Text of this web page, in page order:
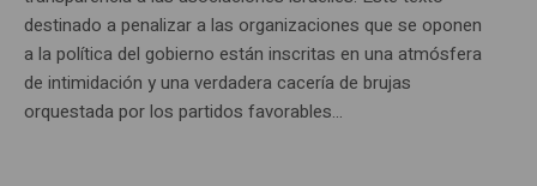
destinado a penalizar a las organizaciones que se oponen
a la política del gobierno están inscritas en una atmósfera
de intimidación y una verdadera cacería de brujas
orquestada por los partidos favorables...